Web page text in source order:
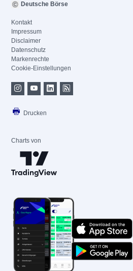
Deutsche Börse
Kontakt
Impressum
Disclaimer
Datenschutz
Markenrechte
Cookie-Einstellungen
Drucken
Charts von